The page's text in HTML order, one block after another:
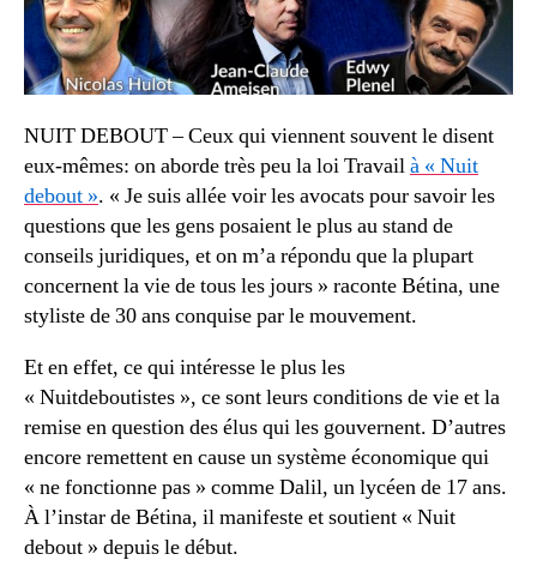
NUIT DEBOUT – Ceux qui viennent souvent le disent
eux-mêmes: on aborde très peu la loi Travailà « Nuit
debout ». « Je suis allée voir les avocats pour savoir les
questions que les gens posaient le plus au stand de
conseils juridiques, et on m’a répondu que la plupart
concernent la vie de tous les jours » raconte Bétina, une
styliste de 30 ans conquise par le mouvement.
Et en effet, ce qui intéresse le plus les
« Nuitdeboutistes », ce sont leurs conditions de vie et la
remise en question des élus qui les gouvernent. D’autres
encore remettent en cause un système économique qui
« ne fonctionne pas » comme Dalil, un lycéen de 17 ans.
À l’instar de Bétina, il manifeste et soutient « Nuit
debout » depuis le début.